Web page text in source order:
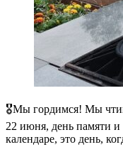
🎖Мы гордимся! Мы
22 июня, день памяти и
календаре, это день,